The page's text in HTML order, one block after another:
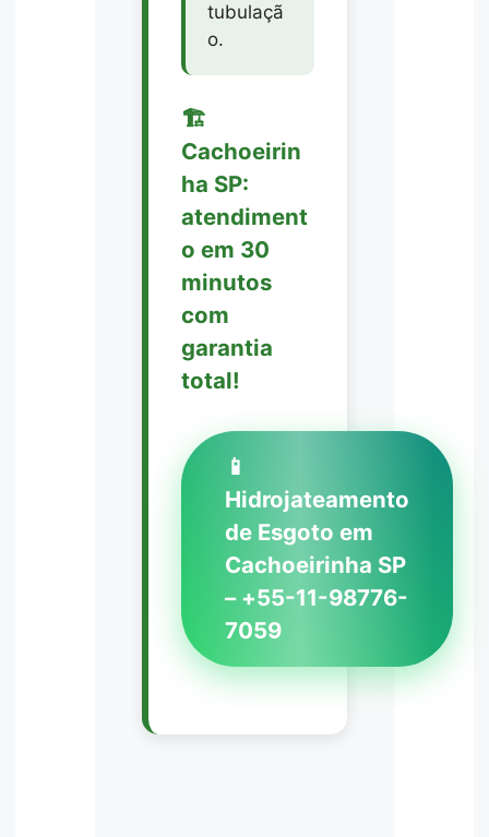
tubulaçã
o.
🏗️
Cachoeirin
ha SP:
atendiment
o em 30
minutos
com
garantia
total!
📱
Hidrojateamento
de Esgoto em
Cachoeirinha SP
– +55-11-98776-
7059